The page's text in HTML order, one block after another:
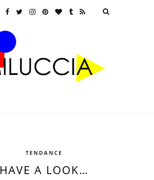
TENDANCE
HAVE A LOOK…